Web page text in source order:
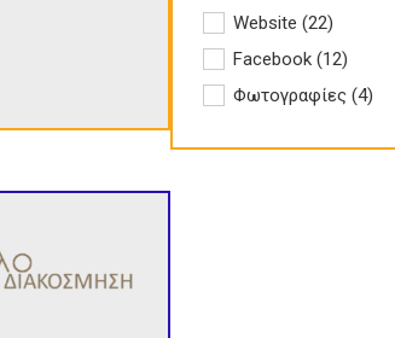
Apply Website filter
Website (22)
Apply Facebook filter
Facebook (12)
Apply Φωτογραφίες filter
Φωτογραφίες (4)